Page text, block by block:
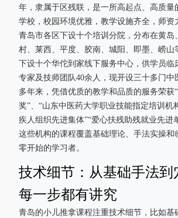
年，隶属于区残联，是一所高起点、高质量
学校，校园环境优雅，教学设施齐全，师资
青岛市各区下设十个培训分院，分布在黄岛
村、莱西、平度、胶南、城阳、即墨、崂山
下设十个华佗到家线下服务中心，供学员临
专家及技师团队40余人，现开设三十多门中
多年来，凭借优质的教学和品质的服务荣获
奖”、“山东中医药大学职业技能指定培训机
疾人组织先进集体”“爱心扶残助残就业先进
这些机构的课程覆盖基础理论、手法实操和
零开始的学习者。
技术细节：从基础手法到
每一步都有讲究
青岛的小儿推拿课程注重技术细节，比如基